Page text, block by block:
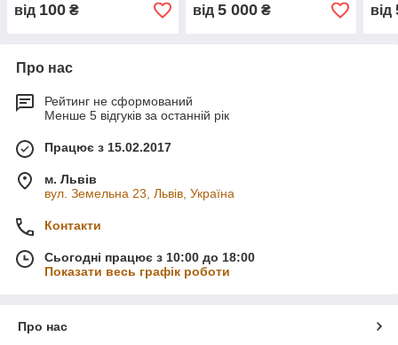
від 100 ₴ від 5 000₴ від
Про нас
Рейтинг не сформований
Менше 5 відгуків за останній рік
Працює з 15.02.2017
м. Львів
вул. Земельна 23, Львів, Україна
Контакти
Сьогодні працює з 10:00 до 18:00
Показати весь графік роботи
Про нас